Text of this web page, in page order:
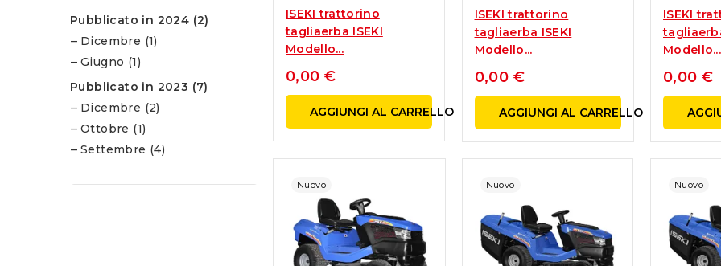
Pubblicato in 2024 (2)
Dicembre (1)
Giugno (1)
Pubblicato in 2023 (7)
Dicembre (2)
Ottobre (1)
Settembre (4)
ISEKI trattorino
tagliaerba ISEKI
Modello...
0,00 €
AGGIUNGI AL CARRELLO
ISEKI trattorino
tagliaerba ISEKI
Modello...
0,00 €
AGGIUNGI AL CARRELLO
ISEKI
Modello...
0,00 €
Nuovo Nuovo Nuovo